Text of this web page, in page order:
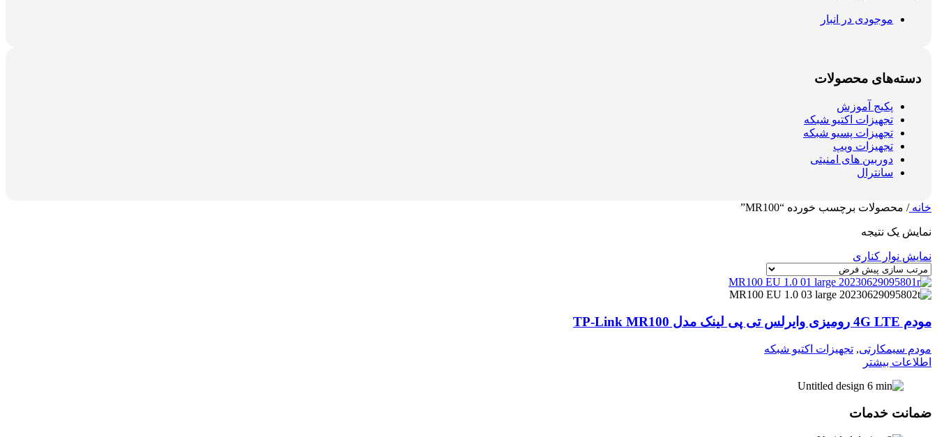
موجودی در انبار
دسته‌های محصولات
پکیج آموزش
تجهیزات اکتیو شبکه
تجهیزات پسیو شبکه
تجهیزات ویپ
دوربین های امنیتی
سانترال
خانه/ محصولات برچسب خورده “MR100”
نمایش یک نتیجه
نمایش نوار کناری
مودم 4G LTE رومیزی وایرلس تی پی لینک مدل TP-Link MR100
مودم سیمکارتی, تجهیزات اکتیو شبکه
اطلاعات بیشتر
ضمانت خدمات